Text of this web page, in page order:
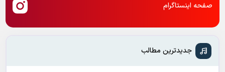
صفحه اینستاگرام
جدیدترین مطالب